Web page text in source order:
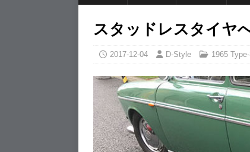
スタッドレスタイヤ
2017-12-04 D-Style 1965